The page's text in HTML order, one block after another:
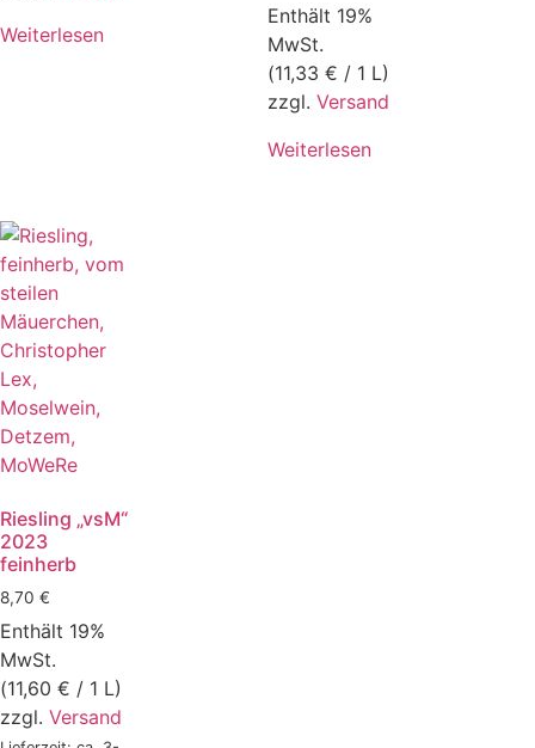
Weiterlesen
Enthält 19%
MwSt.
(11,33 € / 1 L)
zzgl. Versand
Weiterlesen
Riesling „vsM“
2023
feinherb
8,70 €
Enthält 19%
MwSt.
(11,60 € / 1 L)
zzgl. Versand